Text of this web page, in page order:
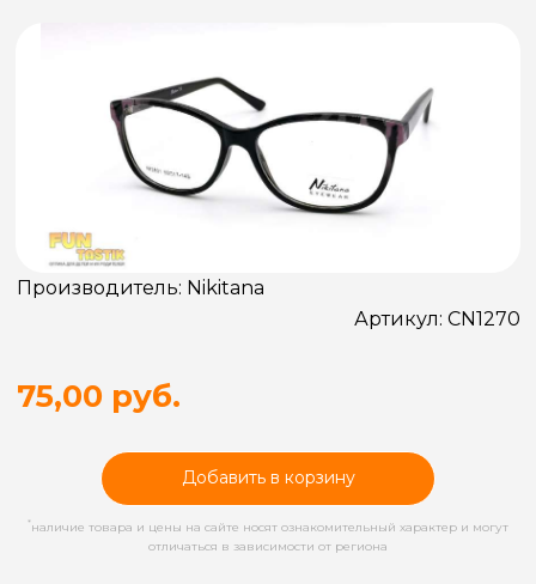
Производитель: Nikitana
Артикул: CN1270
75,00 руб.
Добавить в корзину
* наличие товара и цены на сайте носят ознакомительный характер и могут
отличаться в зависимости от региона